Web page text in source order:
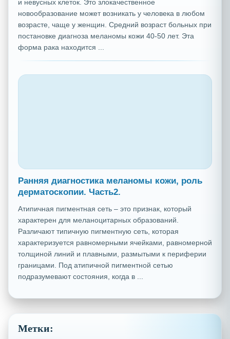
и невусных клеток. Это злокачественное
новообразование может возникать у человека в любом
возрасте, чаще у женщин. Средний возраст больных при
постановке диагноза меланомы кожи 40-50 лет. Эта
форма рака находится ...
Ранняя диагностика меланомы кожи, роль
дерматоскопии. Часть2.
Атипичная пигментная сеть – это признак, который
характерен для меланоцитарных образований.
Различают типичную пигментную сеть, которая
характеризуется равномерными ячейками, равномерной
толщиной линий и плавными, размытыми к периферии
границами. Под атипичной пигментной сетью
подразумевают состояния, когда в ...
Метки: